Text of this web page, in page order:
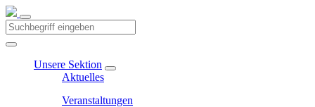
Unsere Sektion
Aktuelles
Veranstaltungen